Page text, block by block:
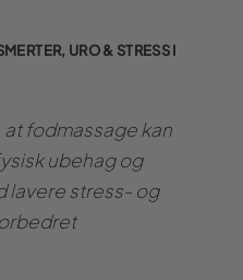
URO & STRESS I
at fodmassage kan
ubehag og
lavere stress- og